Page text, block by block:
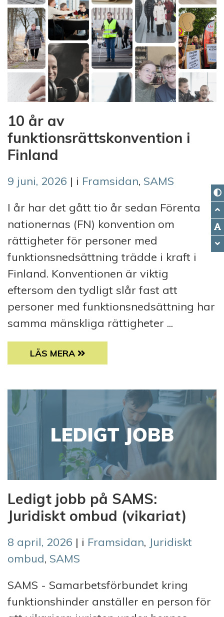
10 år av
funktionsrättskonvention i
Finland
9 juni, 2026 | i Framsidan, SAMS
I år har det gått tio år sedan Förenta
nationernas (FN) konvention om
rättigheter för personer med
funktionsnedsättning trädde i kraft i
Finland. Konventionen är viktig
eftersom den tydligt slår fast att
personer med funktionsnedsättning har
samma mänskliga rättigheter ...
10 ÅR AV FUNKTIONSRÄTTSKONVENTION I
LÄS MERA
Ledigt jobb på SAMS:
Juridiskt ombud (vikariat)
8 april, 2026 | i Framsidan, Juridiskt
ombud, SAMS
SAMS - Samarbetsförbundet kring
funktionshinder anställer en person för